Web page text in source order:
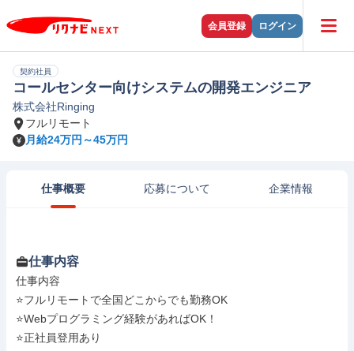
会員登録 ログイン
契約社員
コールセンター向けシステムの開発エンジニア
株式会社Ringing
フルリモート
月給24万円～45万円
仕事概要 応募について 企業情報
仕事内容
仕事内容
⭐フルリモートで全国どこからでも勤務OK
⭐Webプログラミング経験があればOK！
⭐正社員登用あり